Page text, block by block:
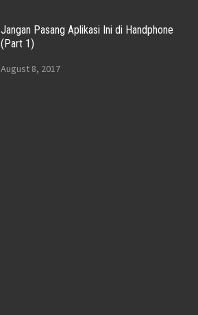
Jangan Pasang Aplikasi Ini di Handphone
(Part 1)
August 8, 2017